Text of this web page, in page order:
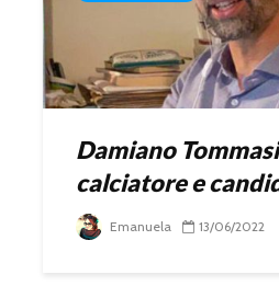
Damiano
calciatore e
Emanuela 13/06/2022